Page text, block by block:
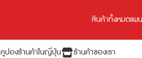
สินค้าทั้งหมดแผ
คูปองร้านค้าในญี่ปุ่น ร้านค้าของเรา